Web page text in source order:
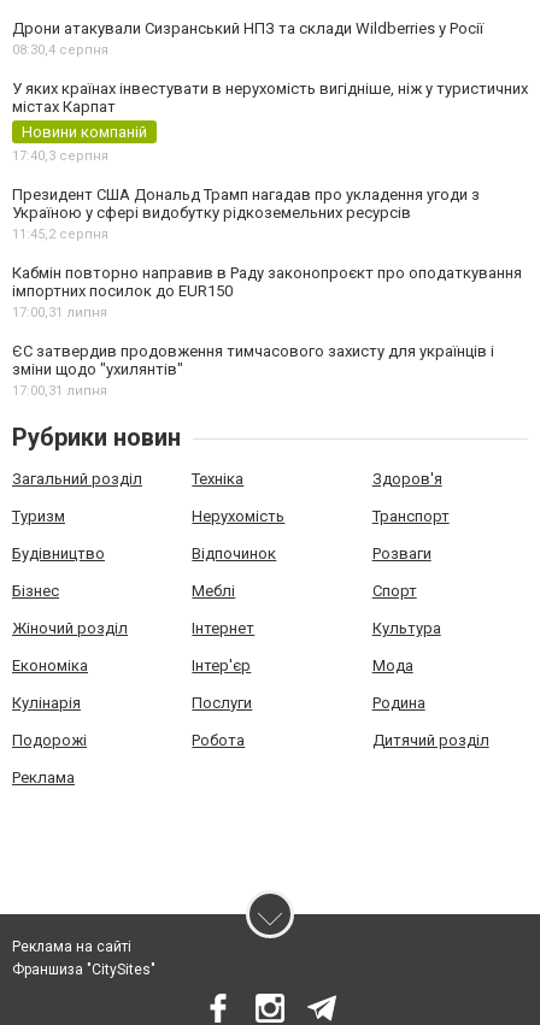
Дрони атакували Сизранський НПЗ та склади Wildberries у Росії
08:30,4 серпня
У яких країнах інвестувати в нерухомість вигідніше, ніж у туристичних
містах Карпат
Новини компаній
17:40,3 серпня
Президент США Дональд Трамп нагадав про укладення угоди з
Україною у сфері видобутку рідкоземельних ресурсів
11:45,2 серпня
Кабмін повторно направив в Раду законопроєкт про оподаткування
імпортних посилок до EUR150
17:00,31 липня
ЄС затвердив продовження тимчасового захисту для українців і
зміни щодо "ухилянтів"
17:00,31 липня
Рубрики новин
Загальний розділ Техніка Здоров'я
Туризм Нерухомість Транспорт
Будівництво Відпочинок Розваги
Бізнес Меблі Спорт
Жіночий розділ Інтернет Культура
Економіка Інтер'єр Мода
Кулінарія Послуги Родина
Подорожі Робота Дитячий розділ
Реклама
Реклама на сайті
Франшиза "CitySites"